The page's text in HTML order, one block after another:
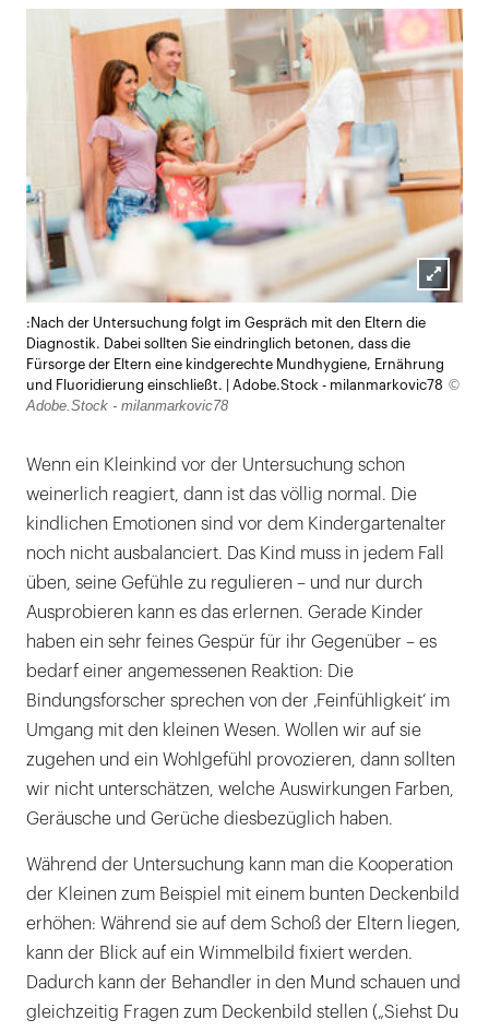
:Nach der Untersuchung folgt im Gespräch mit den Eltern die
Diagnostik. Dabei sollten Sie eindringlich betonen, dass die
Fürsorge der Eltern eine kindgerechte Mundhygiene, Ernährung
und Fluoridierung einschließt. | Adobe.Stock - milanmarkovic78 ©
Adobe.Stock - milanmarkovic78
Wenn ein Kleinkind vor der Untersuchung schon
weinerlich reagiert, dann ist das völlig normal. Die
kindlichen Emotionen sind vor dem Kindergartenalter
noch nicht ausbalanciert. Das Kind muss in jedem Fall
üben, seine Gefühle zu regulieren – und nur durch
Ausprobieren kann es das erlernen. Gerade Kinder
haben ein sehr feines Gespür für ihr Gegenüber – es
bedarf einer angemessenen Reaktion: Die
Bindungsforscher sprechen von der ‚Feinfühligkeit‘ im
Umgang mit den kleinen Wesen. Wollen wir auf sie
zugehen und ein Wohlgefühl provozieren, dann sollten
wir nicht unterschätzen, welche Auswirkungen Farben,
Geräusche und Gerüche diesbezüglich haben.
Während der Untersuchung kann man die Kooperation
der Kleinen zum Beispiel mit einem bunten Deckenbild
erhöhen: Während sie auf dem Schoß der Eltern liegen,
kann der Blick auf ein Wimmelbild fixiert werden.
Dadurch kann der Behandler in den Mund schauen und
gleichzeitig Fragen zum Deckenbild stellen („Siehst Du